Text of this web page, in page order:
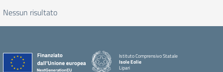
Nessun risultato
Istituto Comprensivo Statale
Isole Eolie
Lipari